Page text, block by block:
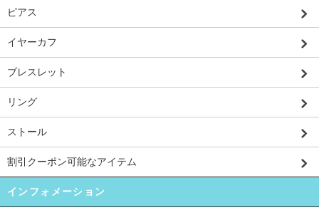
ピアス
イヤーカフ
ブレスレット
リング
ストール
割引クーポン可能なアイテム
インフォメーション